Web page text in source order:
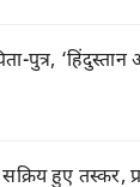
पुत्र,
हुए तस्कर,